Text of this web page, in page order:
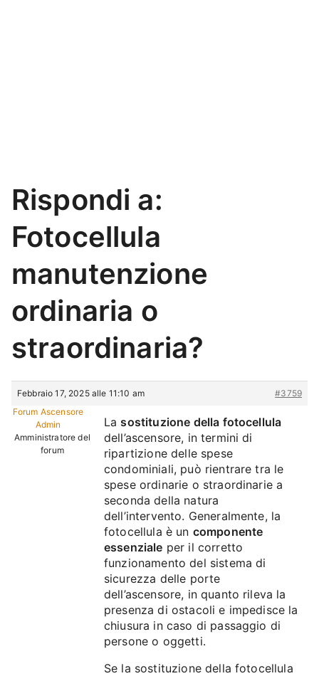
Rispondi a:
Fotocellula
manutenzione
ordinaria o
straordinaria?
Febbraio 17, 2025 alle 11:10 am
#3759
Forum Ascensore
Admin
Amministratore del
forum
Lasostituzione della fotocellula
dell’ascensore, in termini di
ripartizione delle spese
condominiali, può rientrare tra le
spese ordinarie o straordinarie a
seconda della natura
dell’intervento. Generalmente, la
fotocellula è un componente
essenziale per il corretto
funzionamento del sistema di
sicurezza delle porte
dell’ascensore, in quanto rileva la
presenza di ostacoli e impedisce la
chiusura in caso di passaggio di
persone o oggetti.
Se la sostituzione della fotocellula